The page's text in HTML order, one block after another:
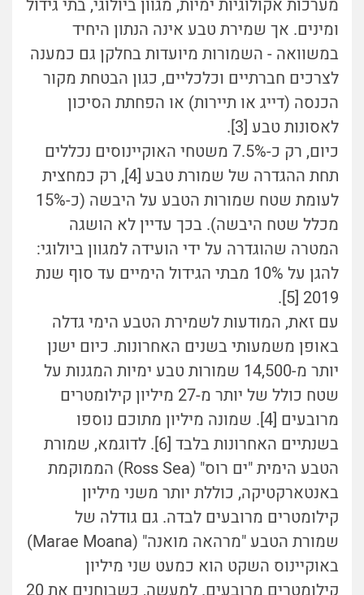
מערכות אקולוגיות ימיות, מגוון ביולוגי, בתי גידול
ומינים. אך שמירת טבע אינה הנתון היחיד
במשוואה - השמורות מיועדות בחלקן גם כמענה
לצרכים חברתיים וכלכליים, כגון הבטחת מקור
הכנסה (דייג או תיירות) או הפחתת הסיכון
לאסונות טבע [3].
כיום, רק כ-7.5% משטחי האוקיינוסים נכללים
תחת ההגדרה של שמורת טבע [4], רק כמחצית
לעומת שטח שמורות הטבע על היבשה (כ-15%
מכלל שטח היבשה). בכך עדיין לא הושגה
המטרה שהוגדרה על ידי הועידה למגוון ביולוגי:
להגן על 10% מבתי הגידול הימיים עד סוף שנת
2019 [5].
עם זאת, המודעות לשמירת הטבע הימי גדלה
באופן משמעותי בשנים האחרונות. כיום ישנן
יותר מ-14,500 שמורות טבע ימיות המגנות על
שטח כולל של יותר מ-27 מיליון קילומטרים
מרובעים [4]. שמונה מיליון מתוכם נוספו
בשנתיים האחרונות בלבד [6]. לדוגמא, שמורת
הטבע הימית "ים רוס" (Ross Sea) הממוקמת
באנטארקטיקה, כוללת יותר משני מיליון
קילומטרים מרובעים לבדה. גם גודלה של
שמורת הטבע "מרהאה מואנה" (Marae Moana)
באוקיינוס השקט הוא כמעט שני מיליון
קילומטרים מרובעים. למעשה, כשבוחנים את 20